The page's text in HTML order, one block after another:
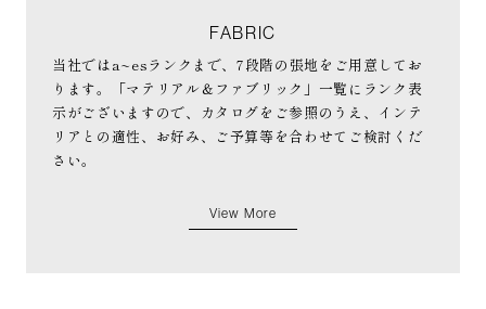
FABRIC
当社ではa~esランクまで、7段階の張地をご用意してお
ります。「マテリアル＆ファブリック」一覧にランク表
示がございますので、カタログをご参照のうえ、インテ
リアとの適性、お好み、ご予算等を合わせてご検討くだ
さい。
View More